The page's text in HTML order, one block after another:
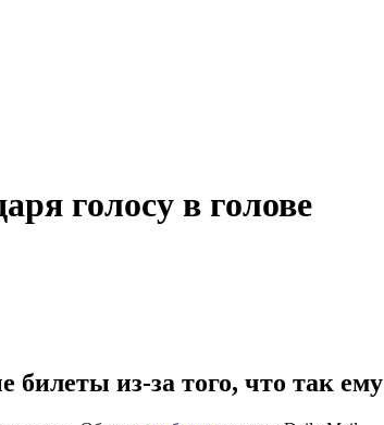
голосу в голове
из-за того, что так ему